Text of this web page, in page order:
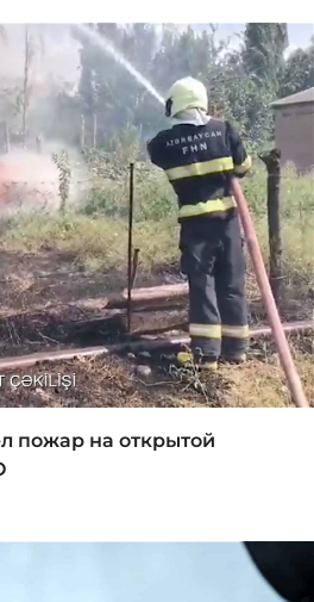
пожар на открытой